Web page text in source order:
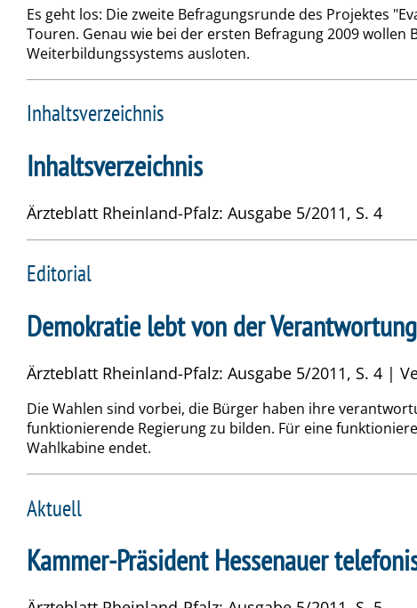
Es geht los: Die zweite Befragungsrunde des Projektes
Touren. Genau wie bei der ersten Befragung 2009
Weiterbildungssystems ausloten.
Inhaltsverzeichnis
Inhaltsverzeichnis
Ärzteblatt Rheinland-Pfalz: Ausgabe 5/2011, S. 4
Editorial
Demokratie lebt von der
Ärzteblatt Rheinland-Pfalz: Ausgabe 5/2011, S. 4 |
Die Wahlen sind vorbei, die Bürger haben ihre
funktionierende Regierung zu bilden. Für eine
Wahlkabine endet.
Aktuell
Kammer-Präsident Hessenauer